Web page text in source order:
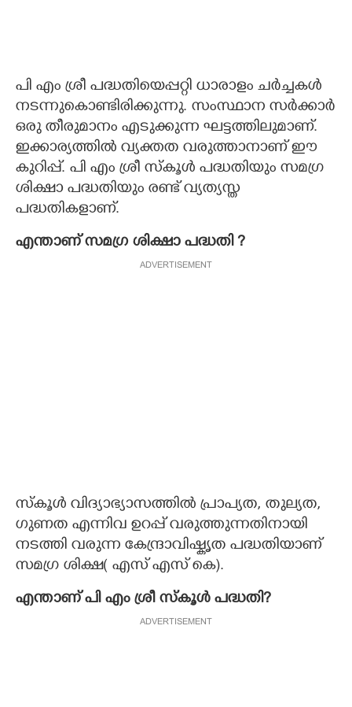
പി എം ശ്രീ പദ്ധതിയെപ്പറ്റി ധാരാളം ചർച്ചകൾ
നടന്നുകൊണ്ടിരിക്കുന്നു. സംസ്ഥാന സർക്കാർ
ഒരു തീരുമാനം എടുക്കുന്ന ഘട്ടത്തിലുമാണ്.
ഇക്കാര്യത്തിൽ വ്യക്തത വരുത്താനാണ് ഈ
കുറിപ്പ്. പി എം ശ്രീ സ്കൂൾ പദ്ധതിയും സമഗ്ര
ശിക്ഷാ പദ്ധതിയും രണ്ട് വ്യത്യസ്ത
പദ്ധതികളാണ്.
എന്താണ് സമഗ്ര ശിക്ഷാ പദ്ധതി ?
ADVERTISEMENT
സ്കൂൾ വിദ്യാഭ്യാസത്തിൽ പ്രാപ്യത, തുല്യത,
ഗുണത എന്നിവ ഉറപ്പ് വരുത്തുന്നതിനായി
നടത്തി വരുന്ന കേന്ദ്രാവിഷ്കൃത പദ്ധതിയാണ്
സമഗ്ര ശിക്ഷ( എസ് എസ് കെ).
എന്താണ് പി എം ശ്രീ സ്കൂൾ പദ്ധതി?
ADVERTISEMENT